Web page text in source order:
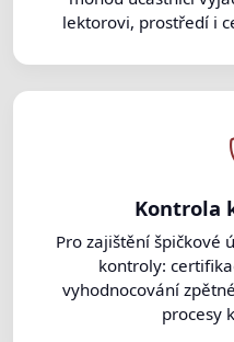
lektorovi, prostředí i
Kontrola
Pro zajištění špičkové
kontroly:
vyhodnocování
procesy